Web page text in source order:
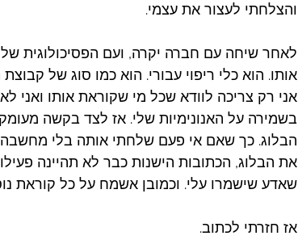
והצלחתי לעצור את עצמי.
לאחר שיחה עם חברה יקרה, ועם הפסיכולוגית
אותו. הוא כלי ריפוי עבורי. הוא כמו סוג של
אני רק צריכה לוודא שכל מי שקוראת אותו ואני
בשמירה על האנונימיות שלי. אז לצד בקשה
הבלוג. כך שאם אי פעם שלחתי אותה בלי מחשבה
את הבלוג, הכתובות הישנות כבר לא תהיינה
שאדע שישמרו עלי. וכמובן אשמח על כל קוראת
אז חזרתי לכתוב.